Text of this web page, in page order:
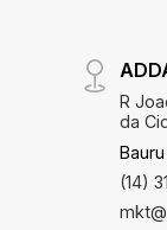
R
da
(14)